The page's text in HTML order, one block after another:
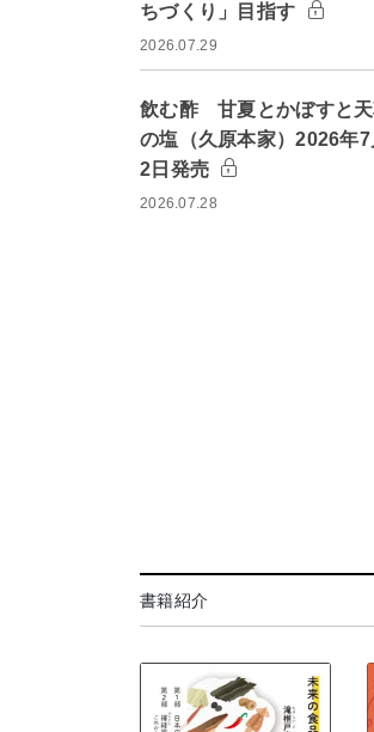
ちづくり」目指す
2026.07.29
飲む酢 甘夏とかぼすと
の塩（久原本家）2026年7
2日発売
2026.07.28
書籍紹介